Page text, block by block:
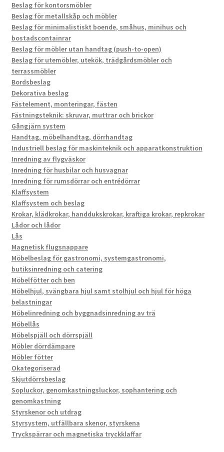
Beslag för kontorsmöbler
Beslag för metallskåp och möbler
Beslag för minimalistiskt boende, småhus, minihus och
bostadscontainrar
Beslag för möbler utan handtag (push-to-open)
Beslag för utemöbler, utekök, trädgårdsmöbler och
terrassmöbler
Bordsbeslag
Dekorativa beslag
Fästelement, monteringar, fästen
Fästningsteknik: skruvar, muttrar och brickor
Gångjärn system
Handtag, möbelhandtag, dörrhandtag
Industriell beslag för maskinteknik och apparatkonstruktion
Inredning av flygväskor
Inredning för husbilar och husvagnar
Inredning för rumsdörrar och entrédörrar
Klaffsystem
Klaffsystem och beslag
Krokar, klädkrokar, handdukskrokar, kraftiga krokar, repkrokar
Lådor och lådor
Lås
Magnetisk flugsnappare
Möbelbeslag för gastronomi, systemgastronomi,
butiksinredning och catering
Möbelfötter och ben
Möbelhjul, svängbara hjul samt stolhjul och hjul för höga
belastningar
Möbelinredning och byggnadsinredning av trä
Möbellås
Möbelspjäll och dörrspjäll
Möbler dörrdämpare
Möbler fötter
Okategoriserad
Skjutdörrsbeslag
Sopluckor, genomkastningsluckor, sophantering och
genomkastning
Styrskenor och utdrag
Styrsystem, utfällbara skenor, styrskena
Tryckspärrar och magnetiska tryckklaffar